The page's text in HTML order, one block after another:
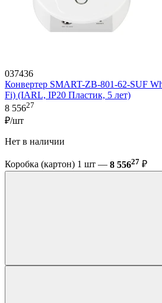
037436
Конвертер SMART-ZB-801-62-SUF
Fi) (IARL, IP20 Пластик, 5 лет)
8 55627
₽/шт
Нет в наличии
Коробка (картон) 1 шт — 8 55627 ₽